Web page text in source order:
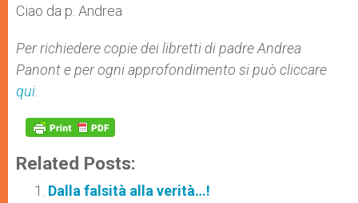
Ciao da p. Andrea
Per richiedere copie dei libretti di padre Andrea
Panont e per ogni approfondimento si può cliccare
qui
Related Posts:
Dalla falsità alla verità…!